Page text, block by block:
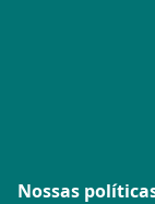
Nossas